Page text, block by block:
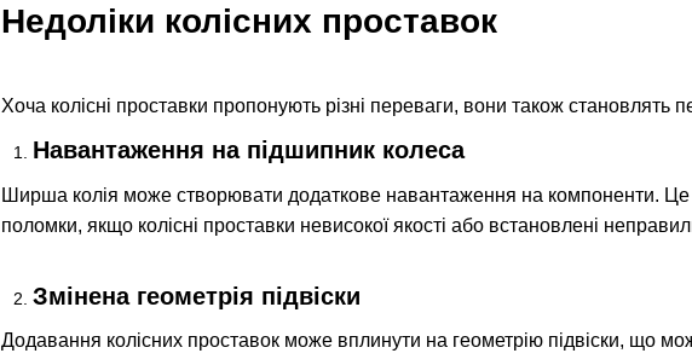
Недоліки колісних проставок
Хоча колісні проставки пропонують різні переваги, вони також становлять
Навантаження на підшипник колеса
Ширша колія може створювати додаткове навантаження на компоненти. Це
поломки, якщо колісні проставки невисокої якості або встановлені
Змінена геометрія підвіски
Додавання колісних проставок може вплинути на геометрію підвіски, що